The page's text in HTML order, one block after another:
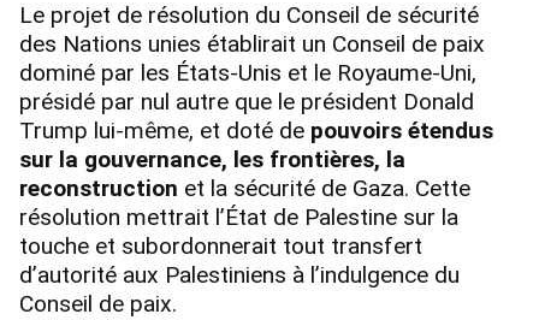
Le projet de résolution du Conseil de sécurité
des Nations unies établirait un Conseil de paix
dominé par les États-Unis et le Royaume-Uni,
présidé par nul autre que le président Donald
Trump lui-même, et doté de pouvoirs étendus
sur la gouvernance, les frontières, la
reconstruction et la sécurité de Gaza. Cette
résolution mettrait l’État de Palestine sur la
touche et subordonnerait tout transfert
d’autorité aux Palestiniens à l’indulgence du
Conseil de paix.